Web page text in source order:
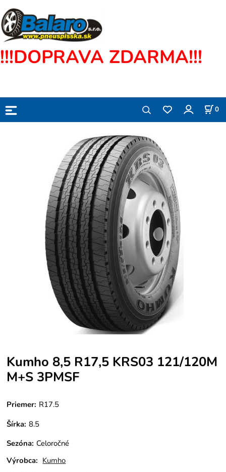
!!!DOPRAVA ZDARMA!!!
0
Kumho 8,5 R17,5 KRS03 121/120M
M+S 3PMSF
Priemer: R17.5
Šírka: 8.5
Sezóna: Celoročné
Výrobca: Kumho